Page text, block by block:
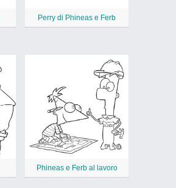
Perry di Phineas e Ferb
Phineas e Ferb al lavoro